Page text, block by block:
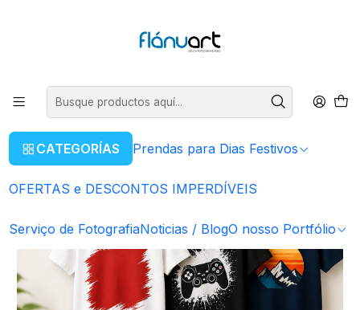
CATEGORÍAS Prendas para Dias Festivos
OFERTAS e DESCONTOS IMPERDÍVEIS
Serviço de FotografiaNoticias / BlogO nosso Portfólio
OFERTAS e DESCONTOS IMPERDÍVEIS